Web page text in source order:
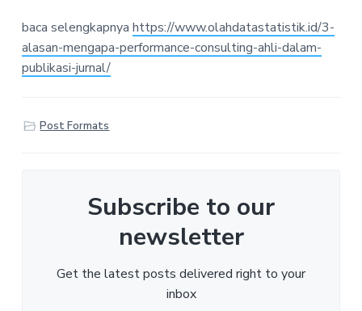
baca selengkapnya https://www.olahdatastatistik.id/3-
alasan-mengapa-performance-consulting-ahli-dalam-
publikasi-jurnal/
Post Formats
Subscribe to our
newsletter
Get the latest posts delivered right to your
inbox